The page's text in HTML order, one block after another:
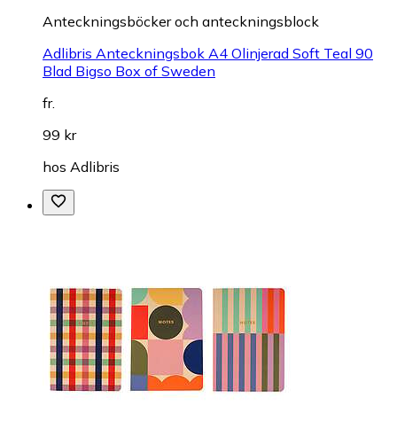
Anteckningsböcker och anteckningsblock
Adlibris Anteckningsbok A4 Olinjerad Soft Teal 90
Blad Bigso Box of Sweden
fr.
99 kr
hos Adlibris